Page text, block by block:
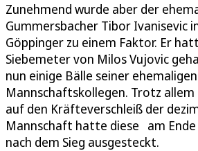
Zunehmend wurde aber der
Gummersbacher Tibor Ivanisevic
Göppinger zu einem Faktor. Er
Siebemeter von Milos Vujovic
nun einige Bälle seiner ehemaligen
Mannschaftskollegen. Trotz
auf den Kräfteverschleiß der
Mannschaft hatte diese am Ende
nach dem Sieg ausgesteckt.